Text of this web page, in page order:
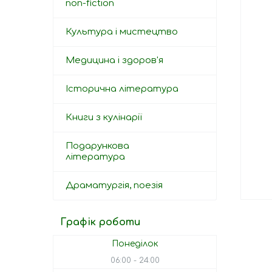
non-fiction
Культура і мистецтво
Медицина і здоров'я
Історична література
Книги з кулінарії
Подарункова
література
Драматургія, поезія
Графік роботи
Понеділок
06:00 24:00